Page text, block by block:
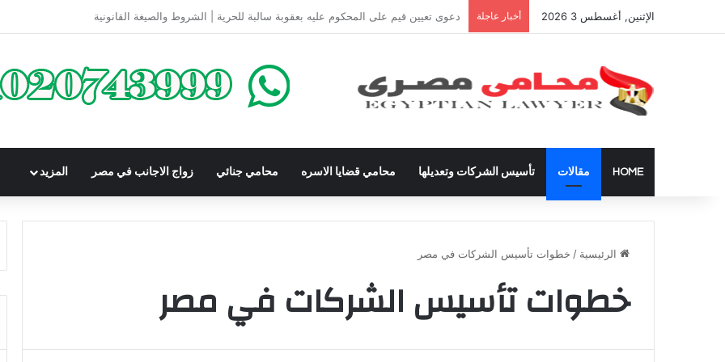
الإثنين, أغسطس 3 2026 أخبار عاجلة شراء العقارات داخل الكومباوندات تحت الإنشاء | أهم البنود التي تحمي المشتري في القانون المصري
HOME مقالات تأسيس الشركات وتعديلها محامي قضايا الاسره محامي جنائي زواج الاجانب في مصر المزيد
الرئيسية / خطوات تأسيس الشركات في مصر
خطوات تأسيس الشركات في مصر